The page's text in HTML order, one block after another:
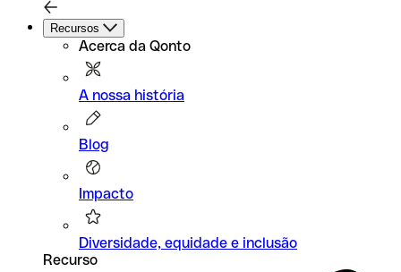
Recursos
Acerca da Qonto
A nossa história
Blog
Impacto
Diversidade, equidade e inclusão
Recurso